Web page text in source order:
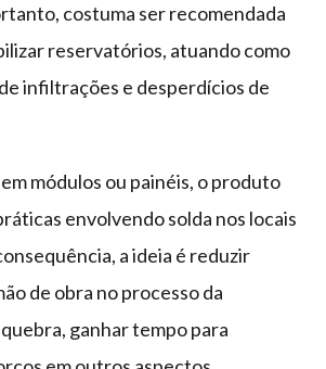
costuma ser recomendada
reservatórios, atuando como
infiltrações e desperdícios de
módulos ou painéis, o produto
envolvendo solda nos locais
a ideia é reduzir
de obra no processo da
ganhar tempo para